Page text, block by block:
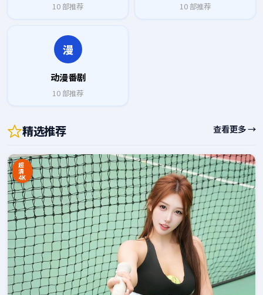
10部推荐 10部推荐
漫
动漫番剧
10部推荐
精选推荐 查看更多 →
超
清
4K